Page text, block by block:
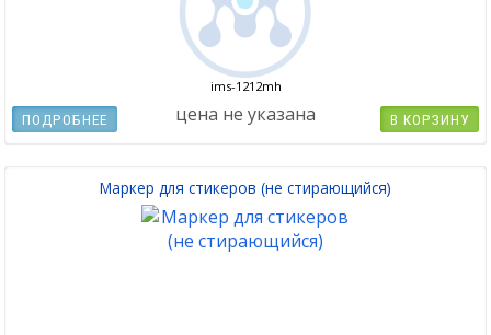
ims-1212mh
цена не указана В КОРЗИНУ
ПОДРОБНЕЕ
Маркер для стикеров (не стирающийся)